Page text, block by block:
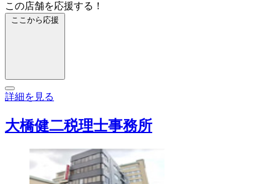
この店舗を応援する！
ここから応援
詳細を見る
大橋健二税理士事務所